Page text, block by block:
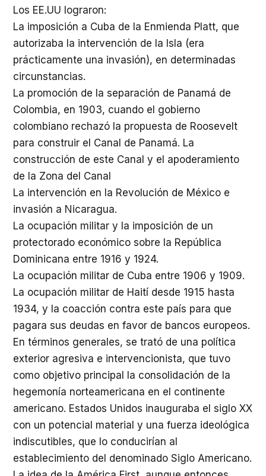
Los EE.UU lograron:
La imposición a Cuba de la Enmienda Platt, que
autorizaba la intervención de la Isla (era
prácticamente una invasión), en determinadas
circunstancias.
La promoción de la separación de Panamá de
Colombia, en 1903, cuando el gobierno
colombiano rechazó la propuesta de Roosevelt
para construir el Canal de Panamá. La
construcción de este Canal y el apoderamiento
de la Zona del Canal
La intervención en la Revolución de México e
invasión a Nicaragua.
La ocupación militar y la imposición de un
protectorado económico sobre la República
Dominicana entre 1916 y 1924.
La ocupación militar de Cuba entre 1906 y 1909.
La ocupación militar de Haití desde 1915 hasta
1934, y la coacción contra este país para que
pagara sus deudas en favor de bancos europeos.
En términos generales, se trató de una política
exterior agresiva e intervencionista, que tuvo
como objetivo principal la consolidación de la
hegemonía norteamericana en el continente
americano. Estados Unidos inauguraba el siglo XX
con un potencial material y una fuerza ideológica
indiscutibles, que lo conducirían al
establecimiento del denominado Siglo Americano.